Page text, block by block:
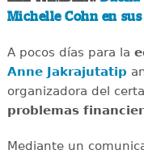
Michelle Cohn en
A pocos días para la
Anne Jakrajutatip
organizadora del
problemas
Mediante un